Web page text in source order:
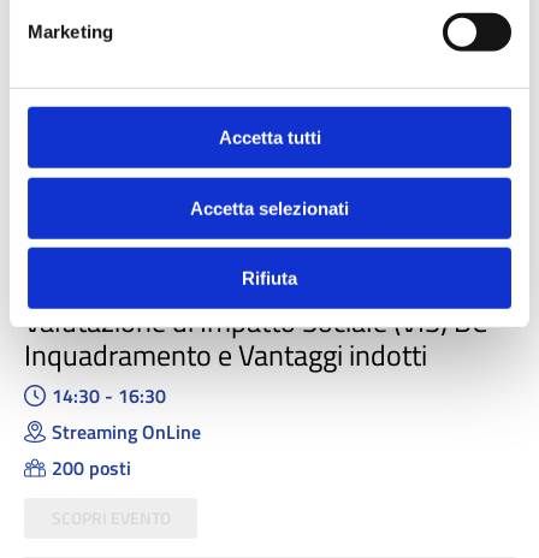
Marketing
Accetta tutti
Accetta selezionati
Rifiuta
Studio di Fattibilità (SdF) BC - Dal
14:30 - 16:30
200 posti
Valutazione di Impatto Sociale (VIS) BC -
Inquadramento e Vantaggi indotti
14:30 - 16:30
Streaming OnLine
200 posti